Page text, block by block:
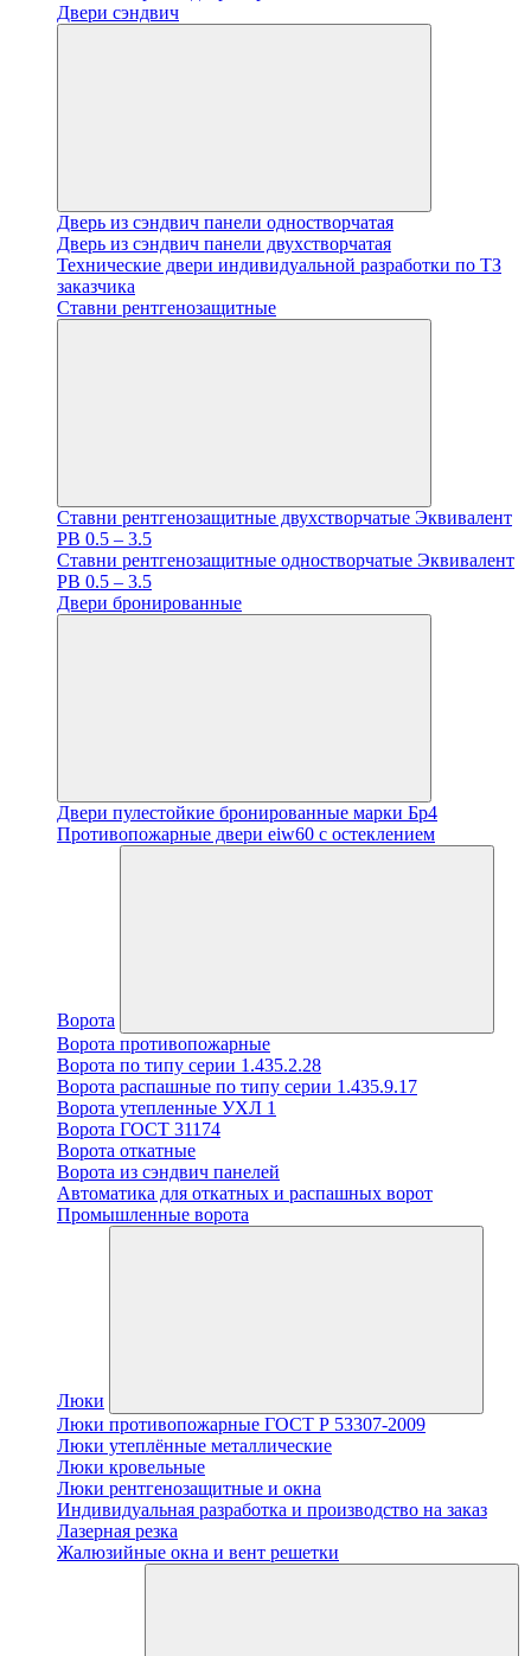
Двери сэндвич
Дверь из сэндвич панели одностворчатая
Дверь из сэндвич панели двухстворчатая
Технические двери индивидуальной разработки по ТЗ
заказчика
Ставни рентгенозащитные
Ставни рентгенозащитные двухстворчатые Эквивалент
PB 0.5 – 3.5
Ставни рентгенозащитные одностворчатые Эквивалент
PB 0.5 – 3.5
Двери бронированные
Двери пулестойкие бронированные марки Бр4
Противопожарные двери eiw60 с остеклением
Ворота
Ворота противопожарные
Ворота по типу серии 1.435.2.28
Ворота распашные по типу серии 1.435.9.17
Ворота утепленные УХЛ 1
Ворота ГОСТ 31174
Ворота откатные
Ворота из сэндвич панелей
Автоматика для откатных и распашных ворот
Промышленные ворота
Люки
Люки противопожарные ГОСТ Р 53307-2009
Люки утеплённые металлические
Люки кровельные
Люки рентгенозащитные и окна
Индивидуальная разработка и производство на заказ
Лазерная резка
Жалюзийные окна и вент решетки